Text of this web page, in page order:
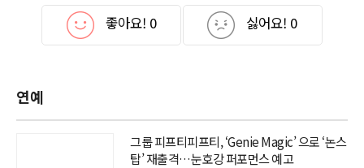
좋아요! 0 싫어요! 0
연예
그룹 피프티피프티, ‘Genie Magic’ 으로 ‘논스
탑’ 재출격…눈호강 퍼포먼스 예고